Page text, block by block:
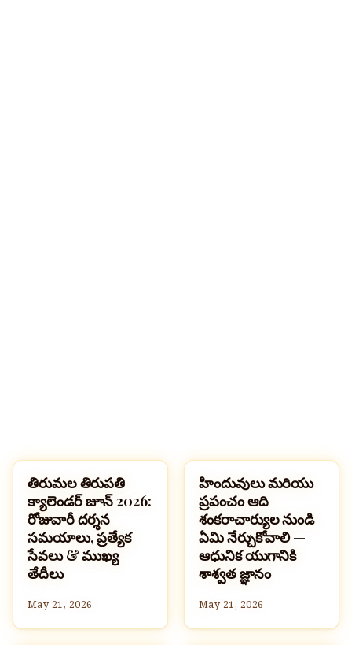
పండుగలు
తిరుమల తిరుపతి
క్యాలెండర్ జూన్ 2026:
రోజువారీ దర్శన
సమయాలు, ప్రత్యేక
సేవలు & ముఖ్య
తేదీలు
May 21, 2026
ప్రముఖ హిందువులు
హిందువులు మరియు
ప్రపంచం ఆది
శంకరాచార్యుల నుండి
ఏమి నేర్చుకోవాలి —
ఆధునిక యుగానికి
శాశ్వత జ్ఞానం
May 21, 2026